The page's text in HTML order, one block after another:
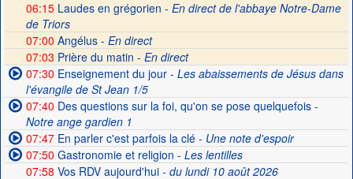
06:15Laudes en grégorien - En direct de l'abbaye Notre-Dame
de Triors
07:00 Angélus - En direct
07:03 Prière du matin - En direct
07:30 Enseignement du jour- Les abaissements de Jésus dans
l'évangile de St Jean 1/5
07:40 Des questions sur la foi, qu'on se pose quelquefois-
Notre ange gardien 1
07:47En parler c'est parfois la clé- Une note d'espoir
07:50 Gastronomie et religion - Les lentilles
07:58 Vos RDV aujourd'hui- du lundi 10 août 2026